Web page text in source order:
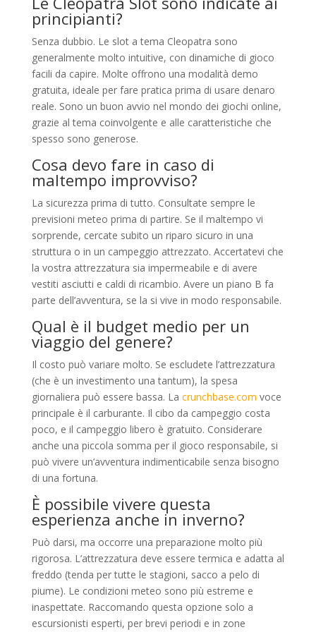
principianti?
Senza dubbio. Le slot a tema Cleopatra sono
generalmente molto intuitive, con dinamiche di gioco
facili da capire. Molte offrono una modalità demo
gratuita, ideale per fare pratica prima di usare denaro
reale. Sono un buon avvio nel mondo dei giochi online,
grazie al tema coinvolgente e alle caratteristiche che
spesso sono generose.
Cosa devo fare in caso di
maltempo improvviso?
La sicurezza prima di tutto. Consultate sempre le
previsioni meteo prima di partire. Se il maltempo vi
sorprende, cercate subito un riparo sicuro in una
struttura o in un campeggio attrezzato. Accertatevi che
la vostra attrezzatura sia impermeabile e di avere
vestiti asciutti e caldi di ricambio. Avere un piano B fa
parte dell’avventura, se la si vive in modo responsabile.
Qual è il budget medio per un
viaggio del genere?
Il costo può variare molto. Se escludete l’attrezzatura
(che è un investimento una tantum), la spesa
giornaliera può essere bassa. La crunchbase.com voce
principale è il carburante. Il cibo da campeggio costa
poco, e il campeggio libero è gratuito. Considerare
anche una piccola somma per il gioco responsabile, si
può vivere un’avventura indimenticabile senza bisogno
di una fortuna.
È possibile vivere questa
esperienza anche in inverno?
Può darsi, ma occorre una preparazione molto più
rigorosa. L’attrezzatura deve essere termica e adatta al
freddo (tenda per tutte le stagioni, sacco a pelo di
piume). Le condizioni meteo sono più estreme e
inaspettate. Raccomando questa opzione solo a
escursionisti esperti, per brevi periodi e in zone